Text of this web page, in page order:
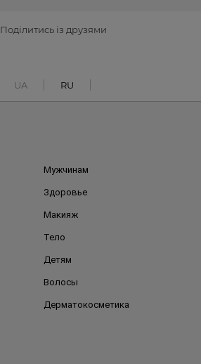
Поділитись із друзями
UA RU
Мужчинам
Здоровье
Макияж
Тело
Детям
Волосы
Дерматокосметика